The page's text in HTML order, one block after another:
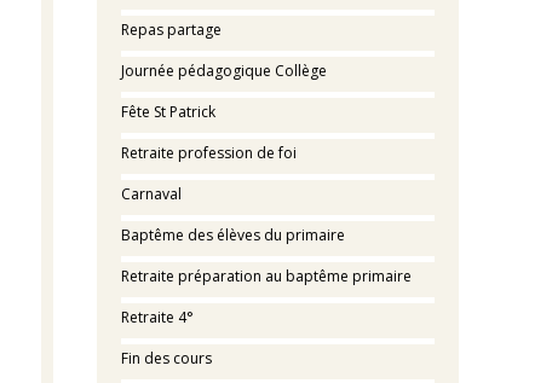
Repas partage
Journée pédagogique Collège
Fête St Patrick
Retraite profession de foi
Carnaval
Baptême des élèves du primaire
Retraite préparation au baptême primaire
Retraite 4°
Fin des cours